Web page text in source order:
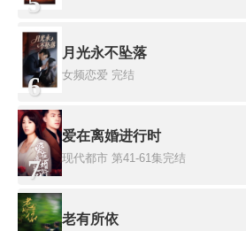
6
月光永不坠落
女频恋爱 完结
7
爱在离婚进行时
现代都市 第41-61集完结
老有所依